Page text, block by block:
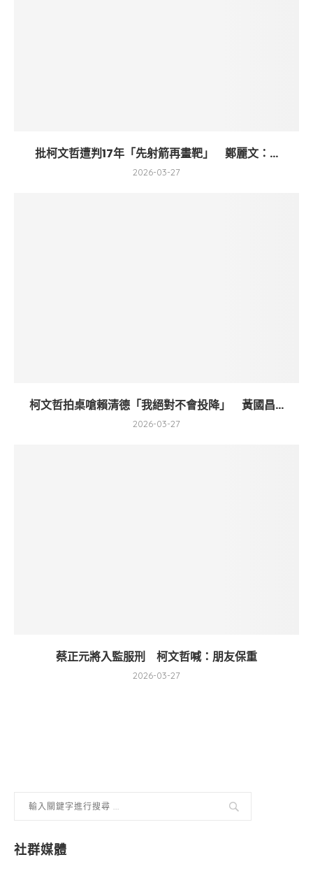
批柯文哲遭判17年「先射箭再畫靶」 鄭麗文：...
2026-03-27
柯文哲拍桌嗆賴清德「我絕對不會投降」 黃國昌...
2026-03-27
蔡正元將入監服刑 柯文哲喊：朋友保重
2026-03-27
社群媒體